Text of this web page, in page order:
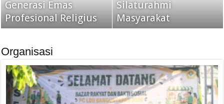
Generasi Emas
Profesional Religius
Silaturahmi
Masyarakat
Organisasi